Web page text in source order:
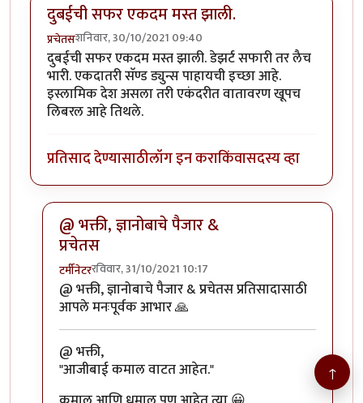
दुबईची सफर एकदम मस्त झाली.
प्रचेतसशनिवार, 30/10/2021 09:40
दुबईची सफर एकदम मस्त झाली. डेझर्ट सफारी तर लैच
भारी. एकदातरी सॅण्ड ड्युन्स पाहायची इच्छा आहे.
इस्लामिक देश असला तरी एकंदरीत वातावरण खूपच
लिबरल आहे तिथले.
प्रतिसाद देण्यासाठीलॉग इन कराकिंवासदस्य व्हा
@ भक्ती, ज्ञानोबाचे पैजार &
प्रचेतस
टर्मीनेटररविवार, 31/10/2021 10:17
In reply toदुबईची सफर एकदम मस्त झाली.byप्रचेतस
@ भक्ती, ज्ञानोबाचे पैजार & प्रचेतस प्रतिसादासाठी
आपले मनःपूर्वक आभार 🙏
@ भक्ती,
"आजीबाई कमाल वाटत आहेत."
↑